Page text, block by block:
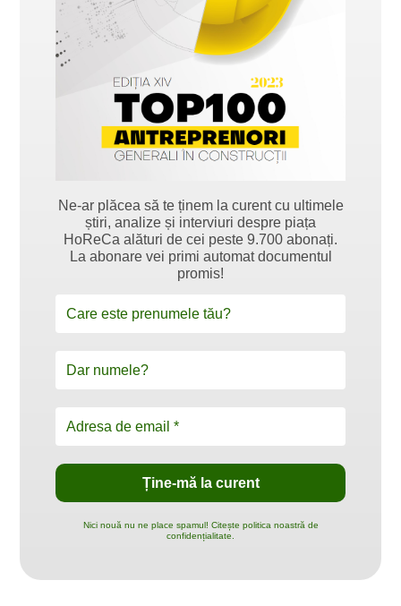
Ne-ar plăcea să te ținem la curent cu ultimele
știri, analize și interviuri despre piața
HoReCa alături de cei peste 9.700 abonați.
La abonare vei primi automat documentul
promis!
Nici nouă nu ne place spamul! Citește politica noastră de
confidențialitate.